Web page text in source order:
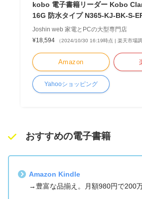
kobo 電子書籍リーダー Kobo
16G 防水タイプ N365-KJ-BK-S-
Joshin web 家電とPCの大型専門店
¥18,594
（2024/10/30 16:19時点 | 楽天市場調
Amazon
Yahooショッピング
おすすめの電子書籍
Amazon Kindle
→豊富な品揃え。月額980円で200